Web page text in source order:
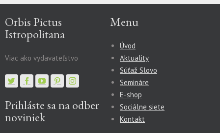
Orbis Pictus
Istropolitana
Viac ako vydavateľstvo
Prihláste sa na odber
noviniek
Menu
Úvod
Aktuality
Súťaž Slovo
Semináre
E-shop
Sociálne siete
Kontakt